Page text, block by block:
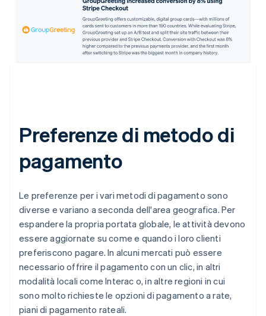
Preferenze di metodo di
pagamento
Le preferenze per i vari metodi di pagamento sono
diverse e variano a seconda dell'area geografica. Per
espandere la propria portata globale, le attività devono
essere aggiornate su come e quando i loro clienti
preferiscono pagare. In alcuni mercati può essere
necessario offrire il pagamento con un clic, in altri
modalità locali come Interac o, in altre regioni in cui
sono molto richieste le opzioni di pagamento a rate,
piani di pagamento rateali.